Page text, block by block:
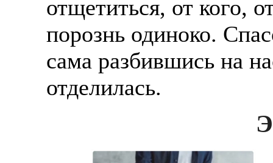
отщетиться, от кого,
порознь одиноко.
сама разбившись на
отделилась.